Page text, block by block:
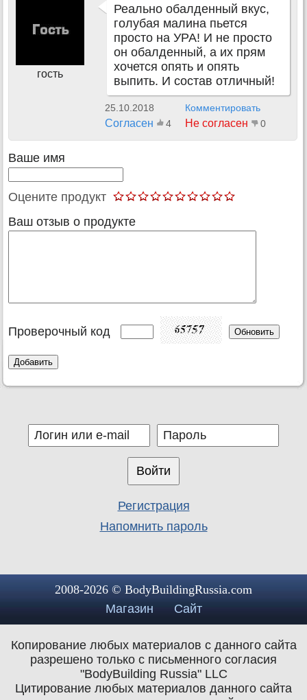
гость
Реально обалденный вкус,
голубая малина пьется
просто на УРА! И не просто
он обалденный, а их прям
хочется опять и опять
выпить. И состав отличный!
25.10.2018 Комментировать
Согласен 4 Не согласен 0
Ваше имя
Оцените продукт
Ваш отзыв о продукте
Проверочный код
Регистрация
Напомнить пароль
2008-2026 © BodyBuildingRussia.com
Магазин
Сайт
Копирование любых материалов с данного сайта
разрешено только с письменного согласия
"BodyBuilding Russia" LLC
Цитирование любых материалов данного сайта